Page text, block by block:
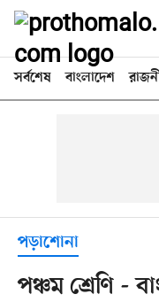
সর্বশেষ বাংলাদেশ
পড়াশোনা
পঞ্চম শ্রেণি -